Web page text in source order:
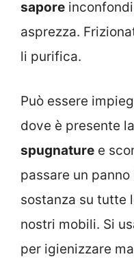
sapore
asprezza.
li purifica.
Può essere
dove è presente
spugnature e
passare un
sostanza su tutte
nostri mobili. Si
per igienizzare